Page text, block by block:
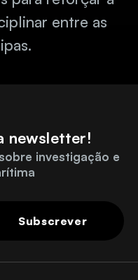
entre as
newsletter!
investigação e
Subscrever